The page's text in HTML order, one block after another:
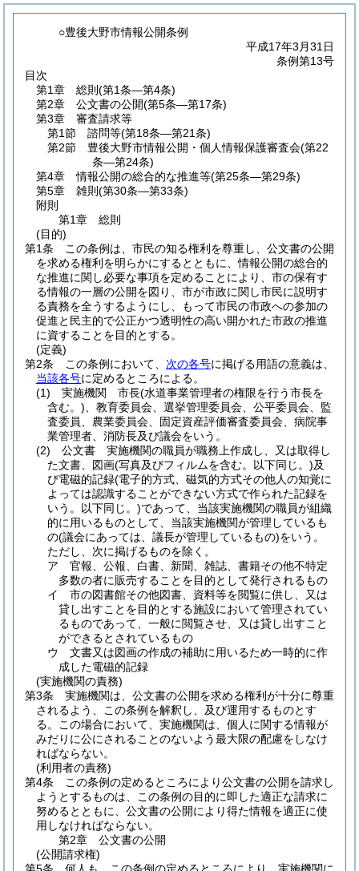
○豊後大野市情報公開条例
平成17年3月31日
条例第13号
目次
第1章
総則 (第1条―第4条)
第2章
公文書の公開(第5条―第17条)
第3章
審査請求等
第1節
諮問等(第18条―第21条)
第2節
豊後大野市情報公開・個人情報保護審査会(第22
条―第24条)
第4章
情報公開の総合的な推進等(第25条―第29条)
第5章
雑則 (第30条―第33条)
附則
第1章
総則
(目的)
第1条
この条例は、市民の知る権利を尊重し、公文書の公開
を求める権利を明らかにするとともに、情報公開の総合的
な推進に関し必要な事項を定めることにより、市の保有す
る情報の一層の公開を図り、市が市政に関し市民に説明す
る責務を全うするようにし、もって市民の市政への参加の
促進と民主的で公正かつ透明性の高い開かれた市政の推進
に資することを目的とする。
(定義)
第2条
この条例において、 次の各号に掲げる用語の意義は、
当該各号に定めるところによる。
(1)
実施機関 市長(水道事業管理者の権限を行う市長を
含む。) 、教育委員会、選挙管理委員会、公平委員会、監
査委員、農業委員会、固定資産評価審査委員会、病院事
業管理者、消防長及び議会をいう。
(2)
公文書 実施機関の職員が職務上作成し、又は取得し
た文書、図画(写真及びフィルムを含む。以下同じ。)及
び電磁的記録(電子的方式、磁気的方式その他人の知覚に
よっては認識することができない方式で作られた記録を
いう。以下同じ。)であって、当該実施機関の職員が組織
的に用いるものとして、当該実施機関が管理しているも
の(議会にあっては、議長が管理しているもの)をいう。
ただし、次に掲げるものを除く。
ア
官報、公報、白書、新聞、雑誌、書籍その他不特定
多数の者に販売することを目的として発行されるもの
イ
市の図書館その他図書、資料等を閲覧に供し、又は
貸し出すことを目的とする施設において管理されてい
るものであって、一般に閲覧させ、又は貸し出すこと
ができるとされているもの
ウ
文書又は図画の作成の補助に用いるため一時的に作
成した電磁的記録
(実施機関の責務)
第3条
実施機関は、公文書の公開を求める権利が十分に尊重
されるよう、この条例を解釈し、及び運用するものとす
る。
この場合において、実施機関は、個人に関する情報が
みだりに公にされることのないよう最大限の配慮をしなけ
ればならない。
(利用者の責務)
第4条
この条例の定めるところにより公文書の公開を請求し
ようとするものは、この条例の目的に即した適正な請求に
努めるとともに、公文書の公開により得た情報を適正に使
用しなければならない。
第2章
公文書の公開
(公開請求権)